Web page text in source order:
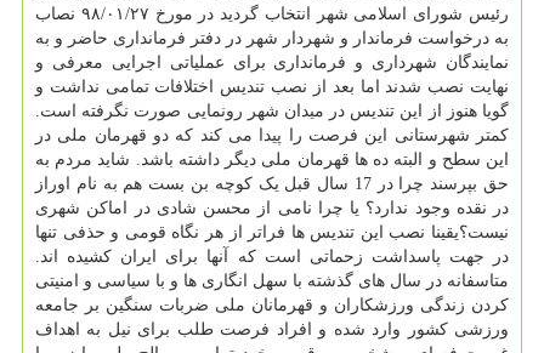
رئیس شورای اسلامی شهر انتخاب گردید در مورخ ۹۸/۰۱/۲۷ نصاب
به درخواست فرماندار و شهردار شهر در دفتر فرمانداری حاضر و به
نمایندگان شهرداری و فرمانداری برای عملیاتی اجرایی معرفی و
نهایت نصب شدند اما بعد از نصب تندیس اختلافات تمامی نداشت و
گویا هنوز از این تندیس در میدان شهر رونمایی صورت نگرفته است.
کمتر شهرستانی این فرصت را پیدا می کند که دو قهرمان ملی در
این سطح و البته ده ها قهرمان ملی دیگر داشته باشد. شاید مردم به
حق بپرسند چرا در 17 سال قبل یک کوچه بن بست هم به نام اوراز
در نقده وجود ندارد؟ یا چرا نامی از محسن شادی در اماکن شهری
نیست؟یقینا نصب این تندیس ها فراتر از هر نگاه قومی و حذفی تنها
در جهت پاسداشت زحماتی است که آنها برای ایران کشیده اند.
متاسفانه در سال های گذشته با سهل انگاری ها و با سیاسی و امنیتی
کردن زندگی ورزشکاران و قهرمانان ملی ضربات سنگین بر جامعه
ورزشی کشور وارد شده و افراد فرصت طلب برای نیل به اهداف